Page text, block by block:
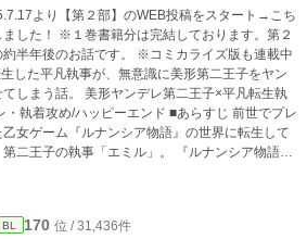
より【第２部】のWEB投稿をスタート→こち
ました！ ※１巻書籍分は完結しております。第２
約半年後のお話です。 ※コミカライズ版も連載中
しまう話。 美形ヤンデレ第二王子×平凡転生執
攻め/ハッピーエンド ■あらすじ 前世でプレ
乙女ゲーム『ルナンシア物語』の世界に転生して
子の執事「エミル」。 『ルナンシア物語』
の聖女「マリア」が、俺様系第一王子「イザ
なる美貌を持つが心に闇を抱える第二王子「ア
この二人の王子から取り合いをされるドキドキ
単なる脇役執事であるエミル
BL 170 位 / 31,436件